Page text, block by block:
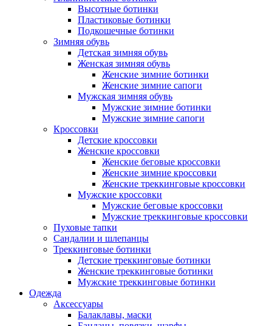
Высотные ботинки
Пластиковые ботинки
Подкошечные ботинки
Зимняя обувь
Детская зимняя обувь
Женская зимняя обувь
Женские зимние ботинки
Женские зимние сапоги
Мужская зимняя обувь
Мужские зимние ботинки
Мужские зимние сапоги
Кроссовки
Детские кроссовки
Женские кроссовки
Женские беговые кроссовки
Женские зимние кроссовки
Женские треккинговые кроссовки
Мужские кроссовки
Мужские беговые кроссовки
Мужские треккинговые кроссовки
Пуховые тапки
Сандалии и шлепанцы
Треккинговые ботинки
Детские треккинговые ботинки
Женские треккинговые ботинки
Мужские треккинговые ботинки
Одежда
Аксессуары
Балаклавы, маски